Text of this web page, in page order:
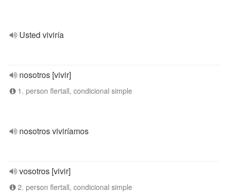
Usted viviría
nosotros [vivir]
1. person flertall, condicional simple
nosotros viviríamos
vosotros [vivir]
2. person flertall, condicional simple